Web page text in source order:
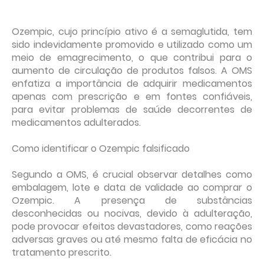
Ozempic, cujo princípio ativo é a semaglutida, tem
sido indevidamente promovido e utilizado como um
meio de emagrecimento, o que contribui para o
aumento de circulação de produtos falsos. A OMS
enfatiza a importância de adquirir medicamentos
apenas com prescrição e em fontes confiáveis,
para evitar problemas de saúde decorrentes de
medicamentos adulterados.
Como identificar o Ozempic falsificado
Segundo a OMS, é crucial observar detalhes como
embalagem, lote e data de validade ao comprar o
Ozempic. A presença de substâncias
desconhecidas ou nocivas, devido à adulteração,
pode provocar efeitos devastadores, como reações
adversas graves ou até mesmo falta de eficácia no
tratamento prescrito.